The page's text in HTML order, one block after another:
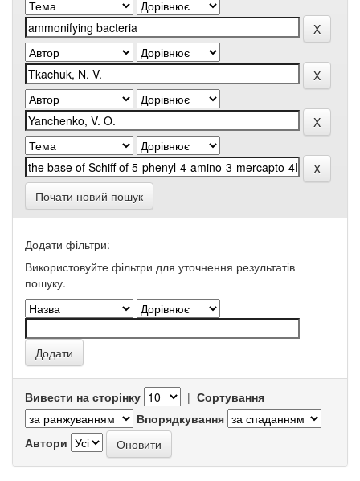
Почати новий пошук
Додати фільтри:
Використовуйте фільтри для уточнення результатів
пошуку.
Вивести на сторінку | Сортування
Впорядкування
Автори